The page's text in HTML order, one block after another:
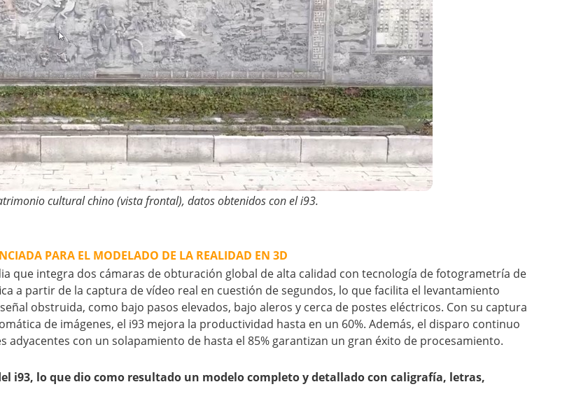
cultural chino (vista frontal), datos obtenidos con el i93.
PARA EL MODELADO DE LA REALIDAD EN 3D
que integra dos cámaras de obturación global de alta calidad con tecnología de fotogrametría de
a partir de la captura de vídeo real en cuestión de segundos, lo que facilita el levantamiento
obstruida, como bajo pasos elevados, bajo aleros y cerca de postes eléctricos. Con su captura
de imágenes, el i93 mejora la productividad hasta en un 60%. Además, el disparo continuo
con un solapamiento de hasta el 85% garantizan un gran éxito de procesamiento.
i93, lo que dio como resultado un modelo completo y detallado con caligrafía, letras,